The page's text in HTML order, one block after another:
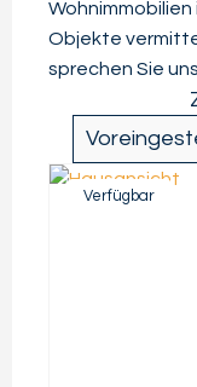
Objekte
sprechen Sie
Verfügbar